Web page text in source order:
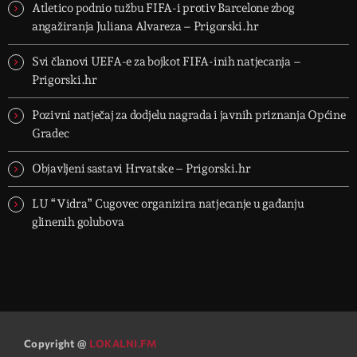
Atletico podnio tužbu FIFA-i protiv Barcelone zbog
angažiranja Juliana Alvareza – Prigorski.hr
Svi članovi UEFA-e za bojkot FIFA-inih natjecanja –
Prigorski.hr
Pozivni natječaj za dodjelu nagrada i javnih priznanja Općine
Gradec
Objavljeni sastavi Hrvatske – Prigorski.hr
LU “Vidra” Cugovec organizira natjecanje u gađanju
glinenih golubova
Copyright @ LOKALNI.FM